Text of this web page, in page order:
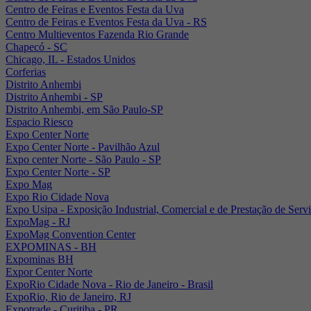
Centro de Feiras e Eventos Festa da Uva
Centro de Feiras e Eventos Festa da Uva - RS
Centro Multieventos Fazenda Rio Grande
Chapecó - SC
Chicago, IL - Estados Unidos
Corferias
Distrito Anhembi
Distrito Anhembi - SP
Distrito Anhembi, em São Paulo-SP
Espacio Riesco
Expo Center Norte
Expo Center Norte - Pavilhão Azul
Expo center Norte - São Paulo - SP
Expo Center Norte - SP
Expo Mag
Expo Rio Cidade Nova
Expo Usipa - Exposição Industrial, Comercial e de Prestação de
ExpoMag - RJ
ExpoMag Convention Center
EXPOMINAS - BH
Expominas BH
Expor Center Norte
ExpoRio Cidade Nova - Rio de Janeiro - Brasil
ExpoRio, Rio de Janeiro, RJ